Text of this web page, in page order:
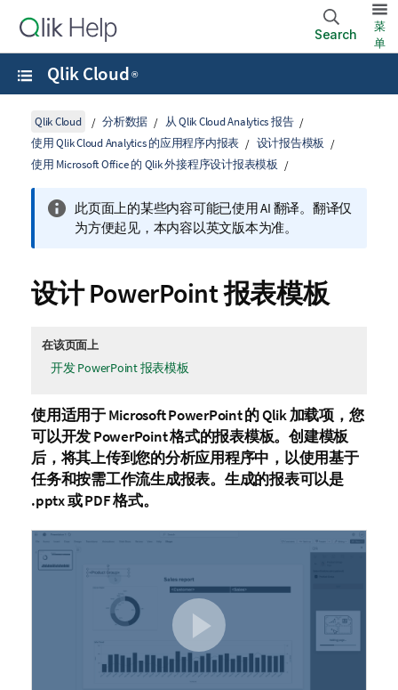
Search
菜
单
Qlik Cloud ®
Qlik Cloud 分析数据
从 Qlik Cloud Analytics 报告
使用 Qlik Cloud Analytics 的应用程序内报表
设计报告模板
使用 Microsoft Office 的 Qlik 外接程序设计报表模板
此页面上的某些内容可能已使用 AI 翻译。翻译仅
为方便起见，本内容以英文版本为准。
设计PowerPoint报表模板
在该页面上
开发 PowerPoint 报表模板
使用适用于Microsoft PowerPoint的Qlik加载项，您
可以开发PowerPoint格式的报表模板。创建模板
后，将其上传到您的分析应用程序中，以使用基于
任务和按需工作流生成报表。生成的报表可以是
.pptx或PDF格式。